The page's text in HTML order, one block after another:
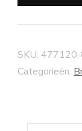
SKU:
Categorieën: